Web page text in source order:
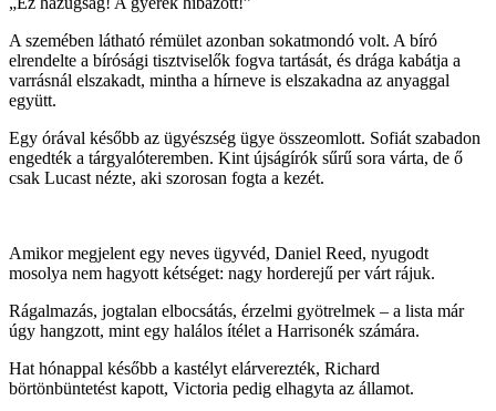
A szemében látható rémület azonban sokatmondó volt. A bíró
elrendelte a bírósági tisztviselők fogva tartását, és drága kabátja a
varrásnál elszakadt, mintha a hírneve is elszakadna az anyaggal
együtt.
Egy órával később az ügyészség ügye összeomlott. Sofiát szabadon
engedték a tárgyalóteremben. Kint újságírók sűrű sora várta, de ő
csak Lucast nézte, aki szorosan fogta a kezét.
Amikor megjelent egy neves ügyvéd, Daniel Reed, nyugodt
mosolya nem hagyott kétséget: nagy horderejű per várt rájuk.
Rágalmazás, jogtalan elbocsátás, érzelmi gyötrelmek – a lista már
úgy hangzott, mint egy halálos ítélet a Harrisonék számára.
Hat hónappal később a kastélyt elárverezték, Richard
börtönbüntetést kapott, Victoria pedig elhagyta az államot.